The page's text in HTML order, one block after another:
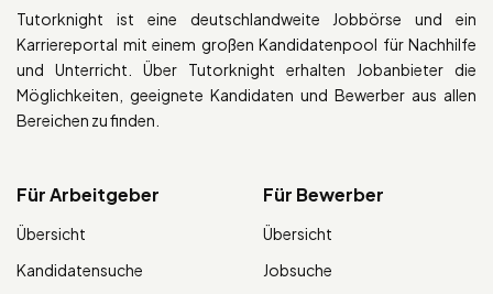
Tutorknight ist eine deutschlandweite Jobbörse und ein
Karriereportal mit einem großen Kandidatenpool für Nachhilfe
und Unterricht. Über Tutorknight erhalten Jobanbieter die
Möglichkeiten, geeignete Kandidaten und Bewerber aus allen
Bereichen zu finden.
Für Arbeitgeber
Übersicht
Kandidatensuche
Für Bewerber
Übersicht
Jobsuche